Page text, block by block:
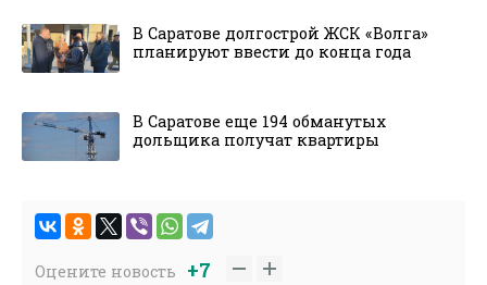
В Саратове долгострой ЖСК «Волга»
планируют ввести до конца года
В Саратове еще 194 обманутых
дольщика получат квартиры
Оцените новость +7